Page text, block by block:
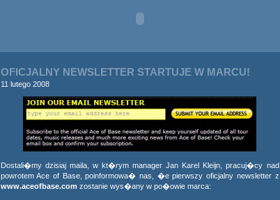
OFICJALNY NEWSLETTER STARTUJE W MARCU!
11 lutego 2008
Dostali�my dzisiaj maila, w kt�rym manager Jan Karel Kleijn, pracuj�cy nad
powrotem Ace of Base, poinformowa� nas, �e pierwszy oficjalny newsletter z
www.aceofbase.com zostanie wys�any w po�owie marca: